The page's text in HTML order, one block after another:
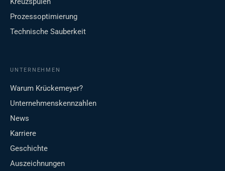
Prozessoptimierung
Technische Sauberkeit
UNTERNEHMEN
Warum Krückemeyer?
Unternehmenskennzahlen
News
Karriere
Geschichte
Auszeichnungen